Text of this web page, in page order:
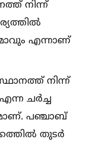
നിന്ന്
എന്നാണ്
നിന്ന്
ചർച്ച
പഞ്ചാബ്
തുടർ